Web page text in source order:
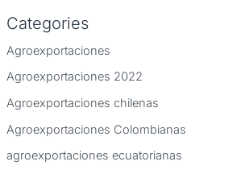
Categories
Agroexportaciones
Agroexportaciones 2022
Agroexportaciones chilenas
Agroexportaciones Colombianas
agroexportaciones ecuatorianas